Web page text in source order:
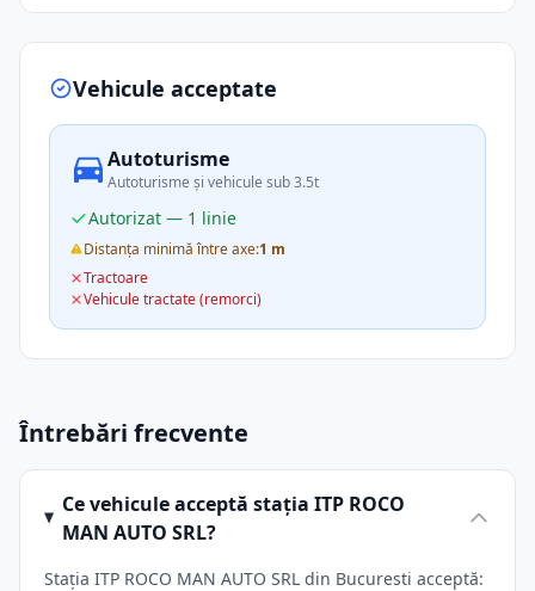
Vehicule acceptate
Autoturisme
Autoturisme și vehicule sub 3.5t
Autorizat — 1 linie
Distanța minimă între axe:1 m
Tractoare
Vehicule tractate (remorci)
Întrebări frecvente
Ce vehicule acceptă stația ITP ROCO
MAN AUTO SRL?
Stația ITP ROCO MAN AUTO SRL din Bucuresti acceptă: